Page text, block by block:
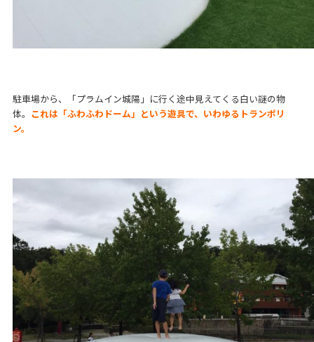
駐車場から、「プラムイン城陽」に行く途中見えてくる白い謎の物
体。 これは「ふわふわドーム」という遊具で、いわゆるトランポリ
ン。